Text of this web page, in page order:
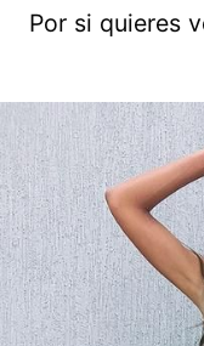
Por si quieres